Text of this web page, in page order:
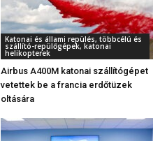
Katonai és állami repülés, többcélú és
szállító-repülőgépek, katonai
helikopterek
Airbus A400M katonai szállítógépet
vetettek be a francia erdőtüzek
oltására